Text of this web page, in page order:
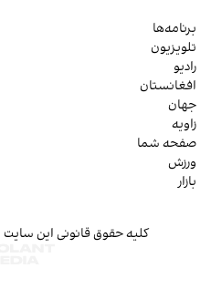
برنامه‌ها
تلویزیون
رادیو
افغانستان
جهان
زاویه
صفحه شما
ورزش
بازار
کلیه حقوق قانونی این